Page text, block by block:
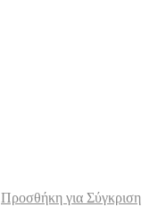
Προσθήκη για Σύγκριση